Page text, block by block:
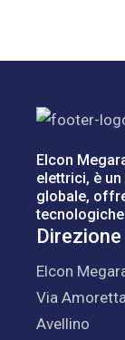
Elcon
elettrici, è
globale,
Direzione
Elcon
Via
Avellino